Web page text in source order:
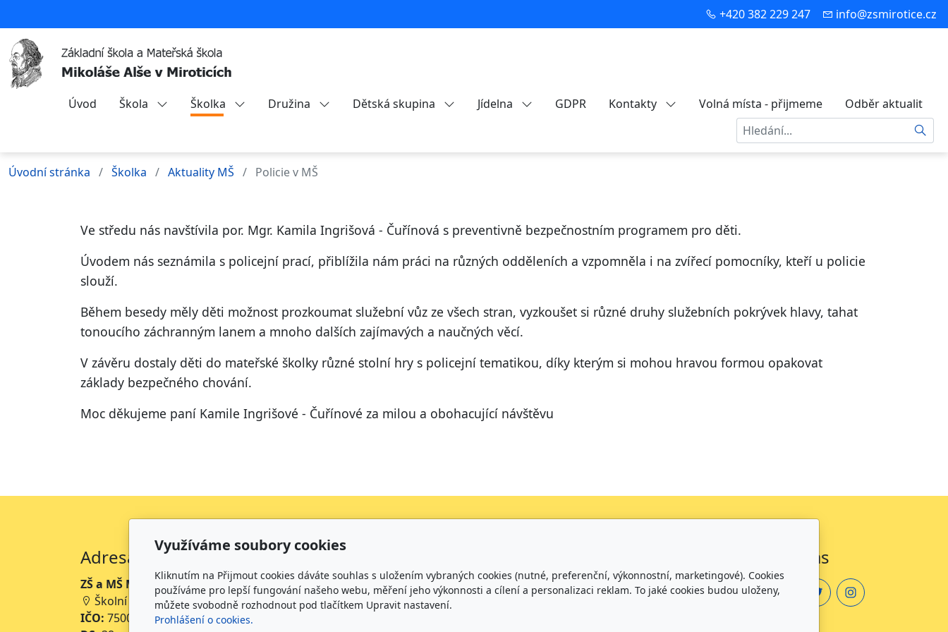
+420 382 229 247 info@zsmirotice.cz
Úvod Škola Školka Družina Dětská skupina Jídelna GDPR Kontakty Volná místa - přijmeme
Odběr aktualit
Hledat
Úvodní stránka Školka Aktuality MŠ Policie v MŠ
Ve středu nás navštívila por. Mgr. Kamila Ingrišová - Čuřínová s preventivně bezpečnostním programem pro děti.
Úvodem nás seznámila s policejní prací, přiblížila nám práci na různých odděleních a vzpomněla i na zvířecí pomocníky, kteří u policie
slouží.
Během besedy měly děti možnost prozkoumat služební vůz ze všech stran, vyzkoušet si různé druhy služebních pokrývek hlavy, tahat
tonoucího záchranným lanem a mnoho dalších zajímavých a naučných věcí.
V závěru dostaly děti do mateřské školky různé stolní hry s policejní tematikou, díky kterým si mohou hravou formou opakovat
základy bezpečného chování.
Moc děkujeme paní Kamile Ingrišové - Čuřínové za milou a obohacující návštěvu
Adresa
ZŠ a MŠ Mikoláše Alše Mirotice
Školní 234, 398 01 Mirotice
IČO: 75001063
Kontakt
+420 734 316 620 - Ředitel školy
+420 733 539 322 - Zástupce ředitele pro předškolní vzdělávání
Sledujte nás
Využíváme soubory cookies
Kliknutím na Přijmout cookies dáváte souhlas s uložením vybraných cookies (nutné, preferenční, výkonnostní, marketingové). Cookies
používáme pro lepší fungování našeho webu, měření jeho výkonnosti a cílení a personalizaci reklam. To jaké cookies budou uloženy,
můžete svobodně rozhodnout pod tlačítkem Upravit nastavení.
Prohlášení o cookies.